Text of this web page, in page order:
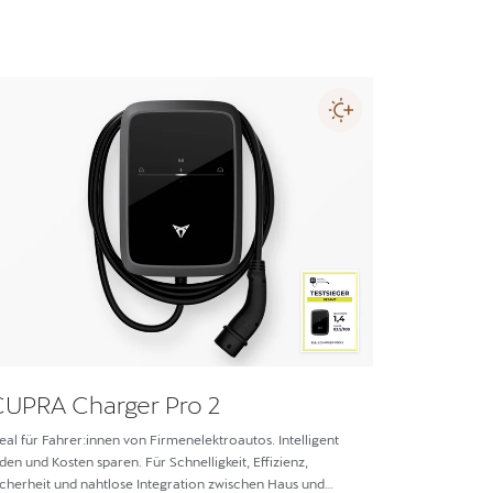
Charger Pro 2
für Fahrer:innen von Firmenelektroautos. Intelligent
und Kosten sparen. Für Schnelligkeit, Effizienz,
und nahtlose Integration zwischen Haus und